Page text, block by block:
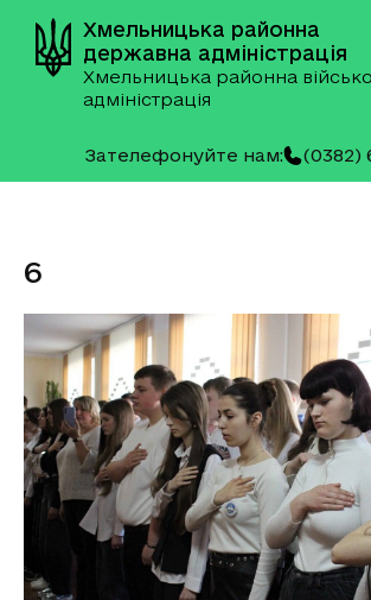
Хмельницька районна
державна адміністрація
Хмельницька районна
адміністрація
Зателефонуйте нам: (0382)
6